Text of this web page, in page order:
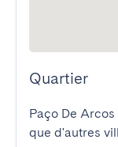
Quartier
Paço De
que d'autres